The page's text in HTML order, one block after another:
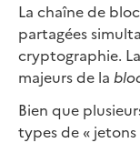
La chaîne de
partagées
cryptographie.
majeurs de la
Bien que
types de «